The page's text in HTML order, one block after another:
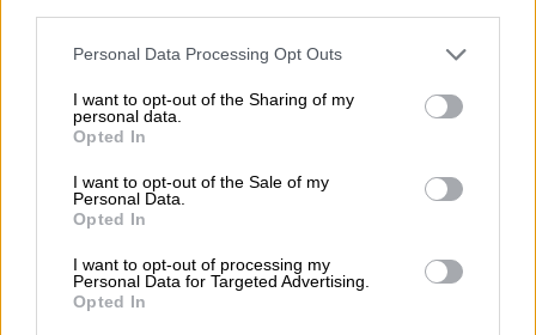
Please note that this website/app uses one or more Google
not limited to your visit or usage behaviour. You may click to
grant or deny consent to Google and its third-party tags to
use your data for below specified purposes in below Google
consent section.
Personal Data Processing Opt Outs
I want to opt-out of the Sharing of my
personal data.
Opted In
I want to opt-out of the Sale of my
Personal Data.
Opted In
I want to opt-out of processing my
Personal Data for Targeted Advertising.
Opted In
αποκτήσει τρία παιδιά: τον Άρη, τη Νάταλι
και την Άντα. Η Ναταλί είναι άνθρωπος
δηλαδή της Άντας, που συμπεριφέρεται
εκκεντρικά με υπερβολές και ιδιορρυθμίες
προσπαθώντας να συγκεντρώσει πάντα πάνω
της τα φώτα της δημοσιότητας. Οι κοσμικοί
κύκλοι θυμούνται την
τολμηρή φωτογράφηση της Άντας Βωβού
στο περιοδικό του Πέτρου Κωστόπουλου